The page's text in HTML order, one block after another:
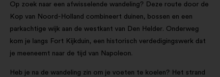
Op zoek naar een afwisselende wandeling? Deze route door de
Kop van Noord-Holland combineert duinen, bossen en een
parkachtige wijk aan de westkant van Den Helder. Onderweg
kom je langs Fort Kijkduin, een historisch verdedigingswerk dat
je meeneemt naar de tijd van Napoleon.
Heb je na de wandeling zin om je voeten te koelen? Het strand